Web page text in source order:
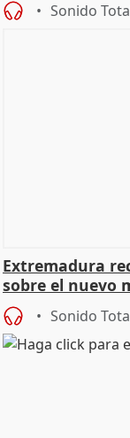
Sonido
Extremadura
sobre el nuevo
Sonido